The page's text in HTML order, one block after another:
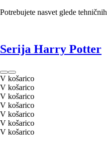
Potrebujete nasvet glede
Serija Harry Potter
V košarico
V košarico
V košarico
V košarico
V košarico
V košarico
V košarico